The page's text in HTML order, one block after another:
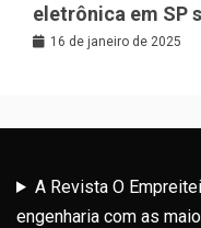
eletrônica em SP
Latina
16 de janeiro de 2025
A Revista O
engenharia com as